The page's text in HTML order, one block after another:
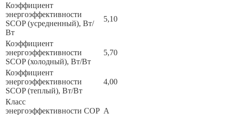
Коэффициент
энергоэффективности
SCOP (усредненный), Вт/
Вт
5,10
Коэффициент
энергоэффективности
SCOP (холодный), Вт/Вт
5,70
Коэффициент
энергоэффективности
SCOP (теплый), Вт/Вт
4,00
Класс
энергоэффективности COP A